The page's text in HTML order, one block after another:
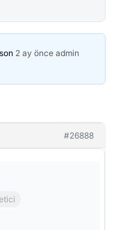
2 ay önce admin
#26888